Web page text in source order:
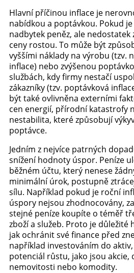
Hlavní příčinou inflace je
nabídkou a poptávkou. Pokud
nadbytek peněz, ale nedostatek
ceny rostou. To může být
vyššími náklady na výrobu (tzv.
inflace) nebo zvýšenou
službách, kdy firmy nestačí
zákazníky (tzv. poptávková
být také ovlivněna externími
cen energií, přírodní katastrofy
nestabilita, které způsobují
poptávce.
Jedním z nejvíce patrných
snížení hodnoty úspor. Peníze
běžném účtu, který nenese
minimální úrok, postupně
sílu. Například pokud je roční
úspory nejsou zhodnocovány,
stejné peníze koupíte o téměř
zboží a služeb. Proto je důležité
jak ochránit své finance před
například investováním do
potenciál růstu, jako jsou akcie,
nemovitosti nebo komodity.